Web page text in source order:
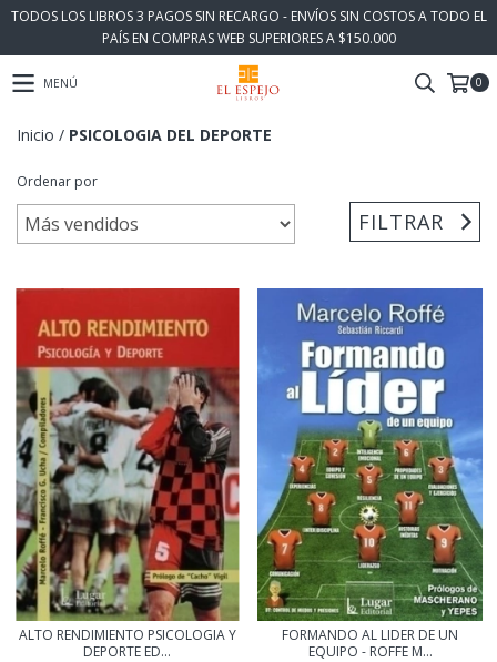
TODOS LOS LIBROS 3 PAGOS SIN RECARGO - ENVÍOS SIN COSTOS A TODO EL
PAÍS EN COMPRAS WEB SUPERIORES A $150.000
MENÚ 0
Inicio / PSICOLOGIA DEL DEPORTE
Ordenar por
FILTRAR
ALTO RENDIMIENTO PSICOLOGIA Y
DEPORTE ED...
FORMANDO AL LIDER DE UN
EQUIPO - ROFFE M...